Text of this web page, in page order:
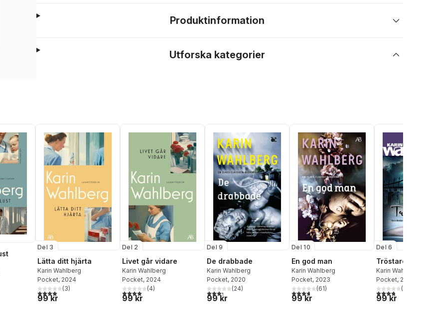
Produktinformation
Utforska kategorier
Totalt antal röster:
Del 3
Lätta ditt hjärta
Karin Wahlberg
Pocket, 2024
4,0utav 5 stjärnor. Totalt antal röster:
(3)
99 kr
Del 2
Livet går vidare
Karin Wahlberg
Pocket, 2024
4,0utav 5 stjärnor. Totalt antal röster:
(4)
99 kr
Del 9
De drabbade
Karin Wahlberg
Pocket, 2020
3,3utav 5 stjärnor. Totalt antal röster:
(24)
99 kr
Del 10
En god man
Karin Wahlberg
Pocket, 2023
3,7utav 5 stjärnor. Totalt antal röster:
(61)
99 kr
Del 6
Tröstaren
Karin Wahlberg
Pocket, 2014
3,8utav 5(
99 kr